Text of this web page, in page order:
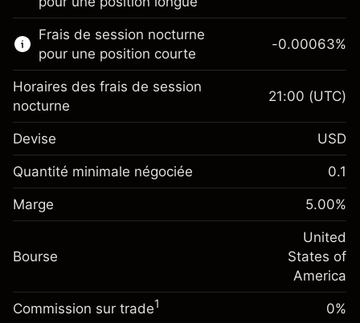
En savoir plus sur :
CFD
Marge. Votre
investissement
Ajustement des fonds de
Frais sur la valeur totale de la
-0.021596
%
(-$4.32)
Taille de la position avec effet de levier
Valeur nominale avec effet de levier
Frais de session nocturne
pour une position courte
Marge. Votre
$1,000.00
de overnight
position
-0.000626
%
(-$0.13)
Taille de la position avec effet de levier
-0.00063%
Horaires des frais de session
nocturne
21:00 (UTC)
Devise USD
Quantité minimale négociée 0.1
Marge 5.00%
Bourse
United
States of
America
Commission sur trade1 0%